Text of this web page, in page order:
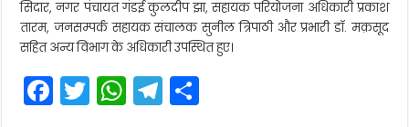
सिदार, नगर पंचायत गंडई कुलदीप झा, सहायक परियोजना अधिकारी प्रकाश
तारम, जनसम्पर्क सहायक संचालक सुनील त्रिपाठी और प्रभारी डॉ. मक़सूद
सहित अन्य विभाग के अधिकारी उपस्थित हुए।
F T W T